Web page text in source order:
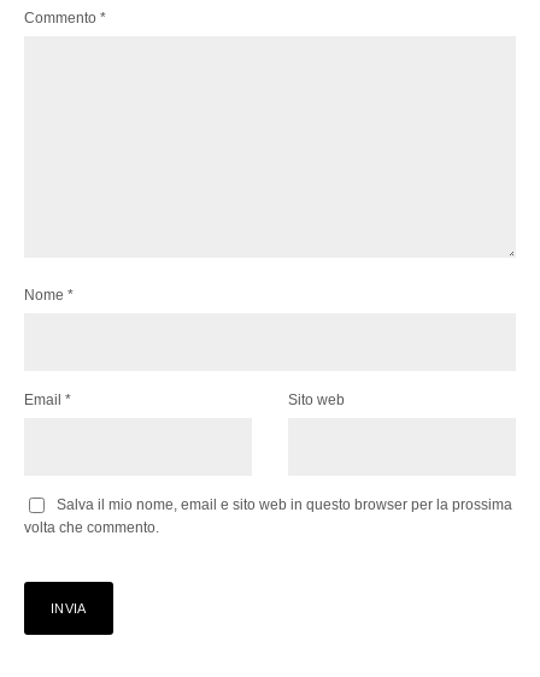
Commento *
Nome *
Email * Sito web
Salva il mio nome, email e sito web in questo browser per la prossima
volta che commento.